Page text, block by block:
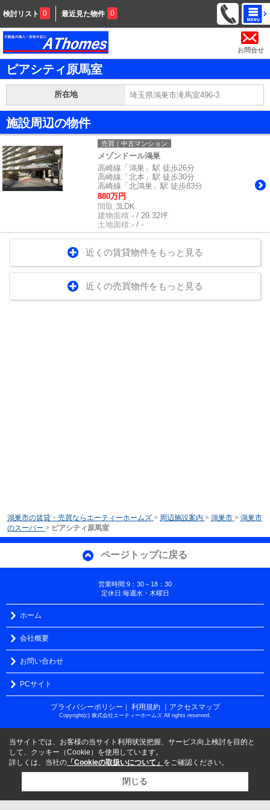
検討リスト 0 最近見た物件 0
お問合せ
ピアシティ原馬室
所在地 埼玉県鴻巣市滝馬室496-3
施設周辺の物件
売買｜中古マンション
メゾンドール鴻巣
高崎線「鴻巣」駅 徒歩26分
高崎線「北本」駅 徒歩30分
高崎線「北鴻巣」駅 徒歩83分
880万円
間取:3LDK
建物面積:- / 20.32坪
土地面積:- / -
近くの賃貸物件をもっと見る
近くの売買物件をもっと見る
鴻巣市の賃貸・売買ならエーティーホームズ > 周辺施設案内 > 鴻巣市 > 鴻巣市
のスーパー > ピアシティ原馬室
ページトップに戻る
営業時間:9：30～18：30
定休日:毎週水・木曜日
ホーム
会社概要
お問い合わせ
PCサイト
プライバシーポリシー ｜ 利用規約 ｜アクセスマップ
Copyright(c) 株式会社エーティーホームズ All rights reserved.
当サイトでは、お客様の当サイト利用状況把握、サービス向上検討を目的と
して、クッキー（Cookie）を使用しています。
詳しくは、当社の 「Cookieの取扱いについて」 をご確認ください。
閉じる